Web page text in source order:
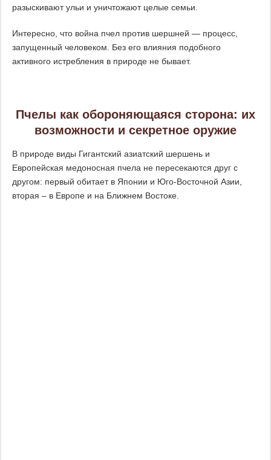
разыскивают ульи и уничтожают целые семьи.
Интересно, что война пчел против шершней — процесс,
запущенный человеком. Без его влияния подобного
активного истребления в природе не бывает.
Пчелы как обороняющаяся сторона: их
возможности и секретное оружие
В природе виды Гигантский азиатский шершень и
Европейская медоносная пчела не пересекаются друг с
другом: первый обитает в Японии и Юго-Восточной Азии,
вторая – в Европе и на Ближнем Востоке.